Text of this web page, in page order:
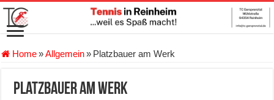
Home»Allgemein» Platzbauer am Werk
Platzbauer am Werk